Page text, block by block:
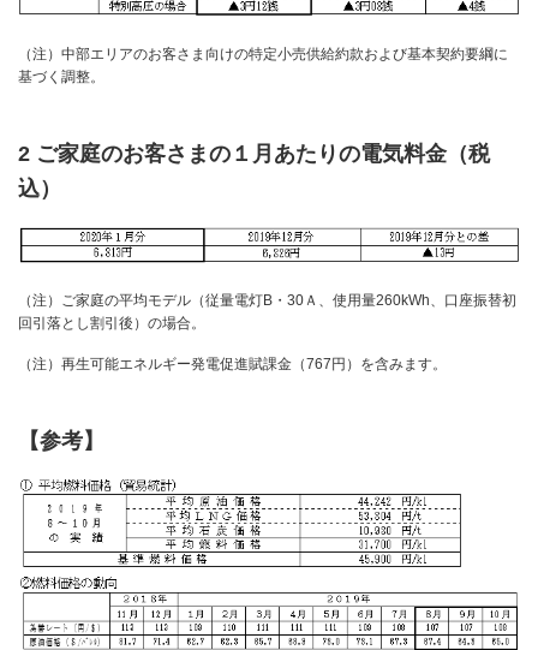
（注）中部エリアのお客さま向けの特定小売供給約款および基本契約要綱に
基づく調整。
2 ご家庭のお客さまの１月あたりの電気料金（税
込）
（注）ご家庭の平均モデル（従量電灯B・30Ａ、使用量260kWh、口座振替初
回引落とし割引後）の場合。
（注）再生可能エネルギー発電促進賦課金（767円）を含みます。
【参考】